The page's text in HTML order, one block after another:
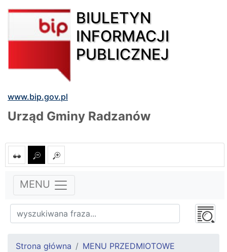
BIULETYN
INFORMACJI
PUBLICZNEJ
www.bip.gov.pl
Urząd Gminy Radzanów
MENU
Strona główna
MENU PRZEDMIOTOWE